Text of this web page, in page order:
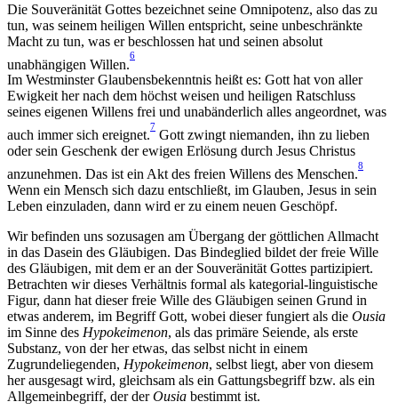
Die Souveränität Gottes bezeichnet seine Omnipotenz, also das zu
tun, was seinem heiligen Willen entspricht, seine unbeschränkte
Macht zu tun, was er beschlossen hat und seinen absolut
unabhängigen Willen.
6
Im Westminster Glaubensbekenntnis heißt es: Gott hat von aller
Ewigkeit her nach dem höchst weisen und heiligen Ratschluss
seines eigenen Willens frei und unabänderlich alles angeordnet, was
auch immer sich ereignet.
7
Gott zwingt niemanden, ihn zu lieben
oder sein Geschenk der ewigen Erlösung durch Jesus Christus
anzunehmen. Das ist ein Akt des freien Willens des Menschen.
8
Wenn ein Mensch sich dazu entschließt, im Glauben, Jesus in sein
Leben einzuladen, dann wird er zu einem neuen Geschöpf.
Wir befinden uns sozusagen am Übergang der göttlichen Allmacht
in das Dasein des Gläubigen. Das Bindeglied bildet der freie Wille
des Gläubigen, mit dem er an der Souveränität Gottes partizipiert.
Betrachten wir dieses Verhältnis formal als kategorial-linguistische
Figur, dann hat dieser freie Wille des Gläubigen seinen Grund in
etwas anderem, im Begriff Gott, wobei dieser fungiert als die Ousia
im Sinne des Hypokeimenon, als das primäre Seiende, als erste
Substanz, von der her etwas, das selbst nicht in einem
Zugrundeliegenden, Hypokeimenon, selbst liegt, aber von diesem
her ausgesagt wird, gleichsam als ein Gattungsbegriff bzw. als ein
Allgemeinbegriff, der derOusia bestimmt ist.